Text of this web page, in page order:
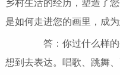
乡村生活的经历，塑造了
是如何走进您的画里，成
答：你过什么样的
想到去表达。唱歌、跳舞